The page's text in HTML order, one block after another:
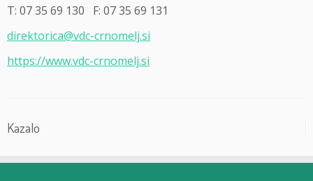
T: 07 35 69 130 F: 07 35 69 131
direktorica@vdc-crnomelj.si
https://www.vdc-crnomelj.si
Kazalo